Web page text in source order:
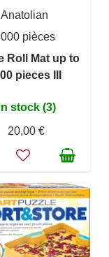
Anatolian
pièces
Roll Mat up to
pieces III
stock (3)
20,00 €